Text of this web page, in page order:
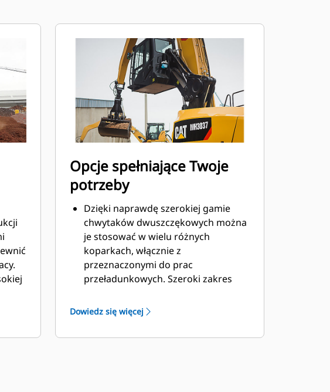
w
Opcje spełniające Twoje
potrzeby
Dzięki naprawdę szerokiej gamie
chwytaków dwuszczękowych można
je stosować w wielu różnych
koparkach, włącznie z
przeznaczonymi do prac
przeładunkowych. Szeroki zakres
yd3 (1 m3) do 8 yd3 (6,1 m3).
Opcjonalna przykręcana krawędź
tnąca szczęki pomaga wydłużyć
Dowiedz się więcej